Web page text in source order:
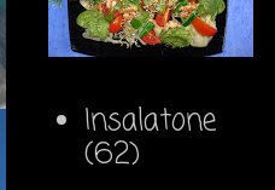
Insalatone
(62)